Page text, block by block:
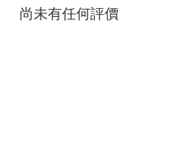
尚未有任何評價